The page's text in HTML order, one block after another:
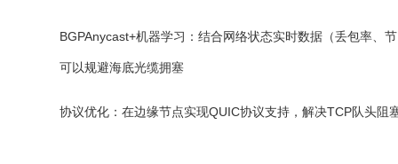
BGPAnycast+机器学习：结合网络状态实时数据（丢包率、
可以规避海底光缆拥塞
协议优化：在边缘节点实现QUIC协议支持，解决TCP队头阻